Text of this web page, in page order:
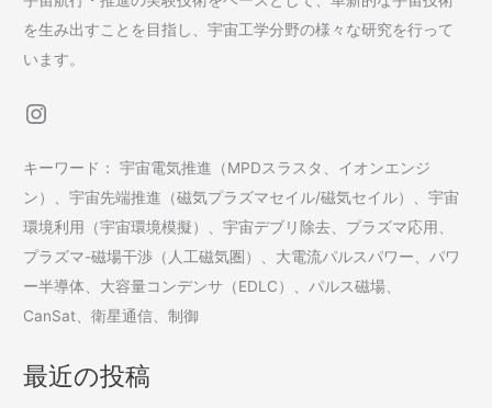
属
を生み出すことを目指し、宇宙工学分野の様々な研究を行って
います。
Instagram
キーワード： 宇宙電気推進（MPDスラスタ、イオンエンジ
ン）、宇宙先端推進（磁気プラズマセイル/磁気セイル）、宇宙
環境利用（宇宙環境模擬）、宇宙デブリ除去、プラズマ応用、
プラズマ-磁場干渉（人工磁気圏）、大電流パルスパワー、パワ
ー半導体、大容量コンデンサ（EDLC）、パルス磁場、
CanSat、衛星通信、制御
最近の投稿